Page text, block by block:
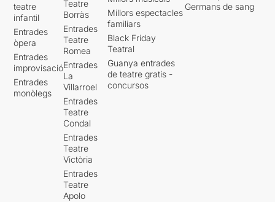
teatre
infantil
Entrades
òpera
Entrades
improvisació
Entrades
monòlegs
Teatre
Borràs
Entrades
Teatre
Romea
Entrades
La
Villarroel
Entrades
Teatre
Condal
Entrades
Teatre
Victòria
Entrades
Teatre
Apolo
Millors espectacles
familiars
Black Friday
Teatral
Guanya entrades
de teatre gratis -
concursos
Germans de sang